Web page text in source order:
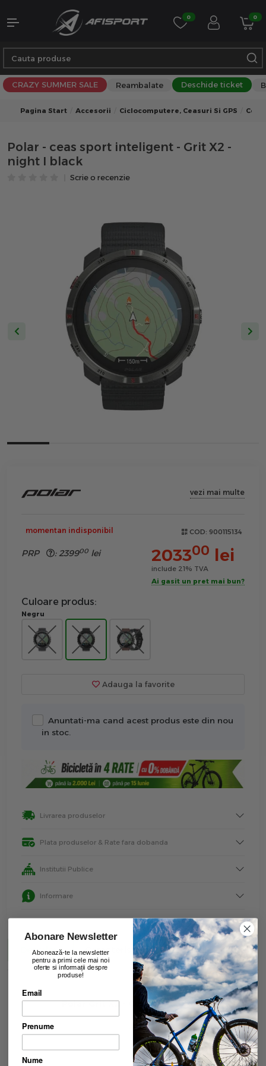
0 0
CRAZY SUMMER SALE Reambalate Deschide ticket
Pagina Start Accesorii Ciclocomputere, Ceasuri Si GPS
Polar - ceas sport inteligent - Grit X2 -
night I black
Scrie o recenzie
vezi mai multe
momentan indisponibil COD: 900115134
PRP :239900 lei 203300 lei
include 21% TVA
Ai gasit un pret mai bun?
Culoare produs:
Negru
Adauga la favorite
Anuntati-ma cand acest produs este din nou
in stoc.
Livrarea produselor
Plata produselor & Rate fara dobanda
Institutii Publice
Informare
Descriere Caracteristici Recenzii
Polar Grit X2 - Ceas de exterior
Abonare Newsletter
Abonează-te la newsletter
pentru a primi cele mai noi
oferte si informații despre
produse!
Email
Prenume
Nume